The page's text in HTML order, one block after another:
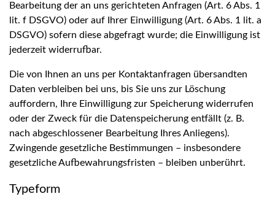
Bearbeitung der an uns gerichteten Anfragen (Art. 6 Abs. 1
lit. f DSGVO) oder auf Ihrer Einwilligung (Art. 6 Abs. 1 lit. a
DSGVO) sofern diese abgefragt wurde; die Einwilligung ist
jederzeit widerrufbar.
Die von Ihnen an uns per Kontaktanfragen übersandten
Daten verbleiben bei uns, bis Sie uns zur Löschung
auffordern, Ihre Einwilligung zur Speicherung widerrufen
oder der Zweck für die Datenspeicherung entfällt (z. B.
nach abgeschlossener Bearbeitung Ihres Anliegens).
Zwingende gesetzliche Bestimmungen – insbesondere
gesetzliche Aufbewahrungsfristen – bleiben unberührt.
Typeform